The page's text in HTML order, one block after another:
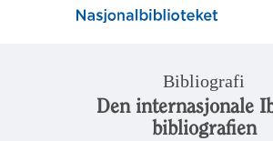
Bibliografi
Den internasjonale
bibliografien